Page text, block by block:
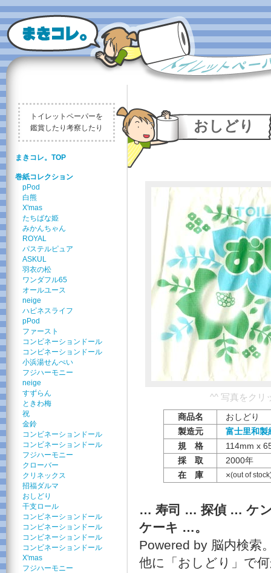
トイレットペーパーを
鑑賞したり考察したり
まきコレ。TOP
巻紙コレクション
pPod
白熊
X'mas
たちばな姫
みかんちゃん
ROYAL
パステルピュア
ASKUL
羽衣の松
ワンダフル65
オールユース
neige
ハピネスライフ
pPod
ファースト
コンビネーションドール
コンビネーションドール
小浜湯せんぺい
フジハーモニー
neige
すずらん
ときわ梅
祝
金鈴
コンビネーションドール
コンビネーションドール
フジハーモニー
クローバー
クリネックス
招福ダルマ
おしどり
干支ロール
コンビネーションドール
コンビネーションドール
コンビネーションドール
コンビネーションドール
X'mas
フジハーモニー
おしどり
^^ 写真をクリ
商品名
おしどり
製造元
富士里和製
規 格
114mm x
採 取
2000年
在 庫
×(out of
… 寿司 … 探偵 … ケ
ケーキ …。
Powered by 脳内検索
他に「おしどり」で